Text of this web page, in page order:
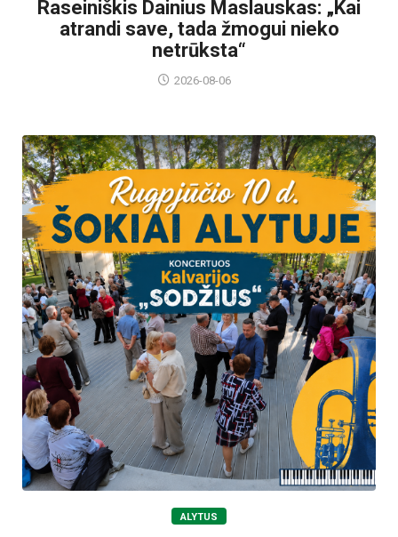
Raseiniškis Dainius Maslauskas: „Kai
atrandi save, tada žmogui nieko
netrūksta“
2026-08-06
ALYTUS